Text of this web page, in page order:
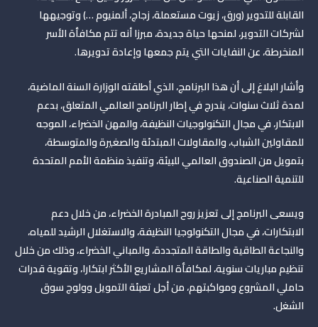
القابلة للتدوير (ورق، زيوت مستعملة، زجاج، ألمنيوم …) وتوجيهها
لشركات التدوير، لمنحها حياة جديدة، مبرزا أنه تتم مكافأة الأسر
المنخرطة، عن النفايات التي يتم جمعها وإعادة تدويرها.
وأشار البلاغ إلى أن هذا البرنامج، الذي أطلقته الوزارة السنة الماضية،
لمدة ثلاث سنوات، يندرج في إطار البرنامج العالمي المتعلق، بدعم
الابتكار، في مجال التكنولوجيات النظيفة، والمهن الخضراء، الموجه
للمقاولين الشباب، والمقاولات المبتدئة والصغيرة والمتوسطة،
بتمويل من الصندوق العالمي للبيئة، وتنفيذ منظمة الأمم المتحدة
للتنمية الصناعية.
ويسعى البرنامج إلى تعزيز روح المبادرة الخضراء، من خلال دعم
الابتكارات، في مجال التكنولوجيا النظيفة، والاستغلال الرشيد للمياه،
والنجاعة الطاقية والطاقة المتجددة، والمباني الخضراء، وذلك من خلال
تنظيم مباريات سنوية، لمكافأة المشاريع الأكثر ابتكارا، وتقوية قدرات
حاملي المشروع ومواكبتهم، من أجل تعبئة التمويل وولوج سوق
الشغل.